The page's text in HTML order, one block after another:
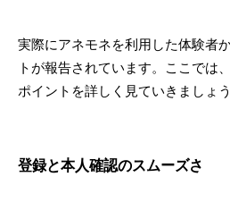
実際にアネモネを利用した体験者
トが報告されています。ここでは
ポイントを詳しく見ていきましょう
登録と本人確認のスムーズさ